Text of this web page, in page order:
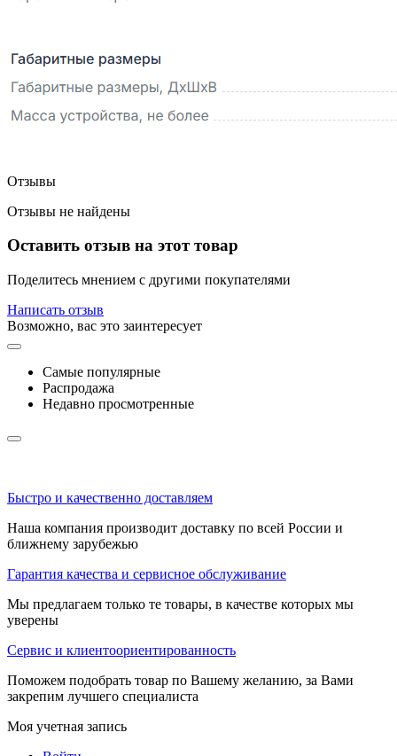
Отзывы
Отзывы не найдены
Оставить отзыв на этот товар
Поделитесь мнением с другими покупателями
Написать отзыв
Возможно, вас это заинтересует
Самые популярные
Распродажа
Недавно просмотренные
Быстро и качественно доставляем
Наша компания производит доставку по всей России и
ближнему зарубежью
Гарантия качества и сервисное обслуживание
Мы предлагаем только те товары, в качестве которых мы
уверены
Сервис и клиентоориентированность
Поможем подобрать товар по Вашему желанию, за Вами
закрепим лучшего специалиста
Моя учетная запись